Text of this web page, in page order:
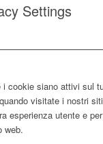
Settings
i cookie siano attivi sul
visitate i nostri
esperienza utente e
web.